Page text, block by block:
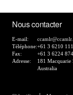
Nous contacter
E-mail:
Téléphone:+61 3 6210
Fax:
+61 3 6224
Adresse:
181 Macquarie
Australia